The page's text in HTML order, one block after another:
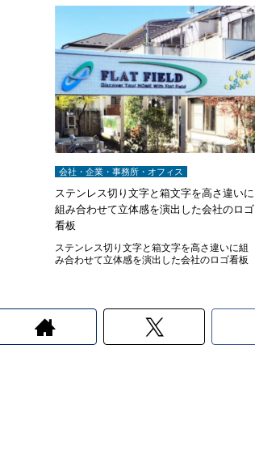
会社・企業・事務所・オフィス
ステンレス切り文字と箱文字を高さ違いに
組み合わせて立体感を演出した会社のロゴ
看板
ステンレス切り文字と箱文字を高さ違いに組
み合わせて立体感を演出した会社のロゴ看板